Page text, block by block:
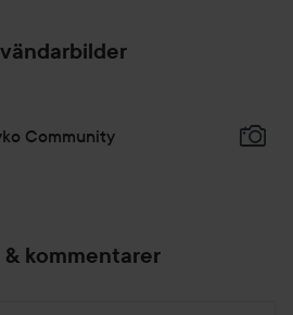
Community
kommentarer